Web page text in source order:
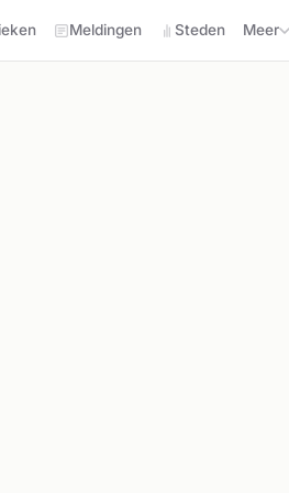
Meldingen Steden Meer